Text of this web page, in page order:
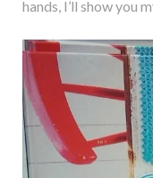
hands, I’ll show you